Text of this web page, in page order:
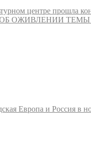
центре прошла
ТЕМЫ